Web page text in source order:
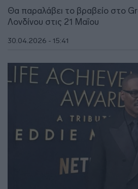
Θα παραλάβει το βραβείο στο
Λονδίνου στις 21 Μαΐου
30.04.2026 - 15:41